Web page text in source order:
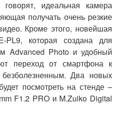
идеальная камера
получать очень резкие
Кроме этого, новейшая
которая создана для
Advanced Photo и удобный
переход от смартфона к
Два новых
посмотреть на стенде –
F1.2 PRO и M.Zuiko Digital